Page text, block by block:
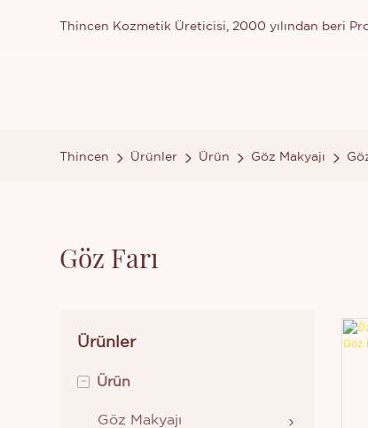
Thincen Kozmetik Üreticisi, 2000 yılından beri
Thincen Ürünler Ürün Göz Makyajı
Göz Farı
Ürünler
- Ürün
Göz Makyajı